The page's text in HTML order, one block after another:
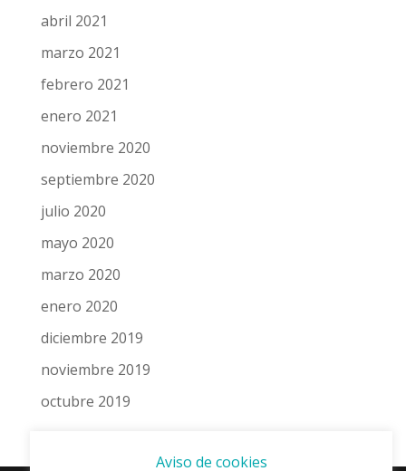
abril 2021
marzo 2021
febrero 2021
enero 2021
noviembre 2020
septiembre 2020
julio 2020
mayo 2020
marzo 2020
enero 2020
diciembre 2019
noviembre 2019
octubre 2019
Aviso de cookies